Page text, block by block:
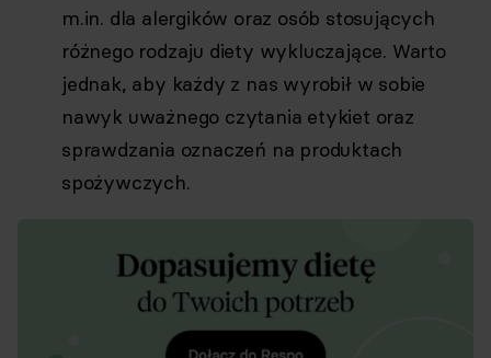
m.in. dla alergików oraz osób stosujących
różnego rodzaju diety wykluczające. Warto
jednak, aby każdy z nas wyrobił w sobie
nawyk uważnego czytania etykiet oraz
sprawdzania oznaczeń na produktach
spożywczych.